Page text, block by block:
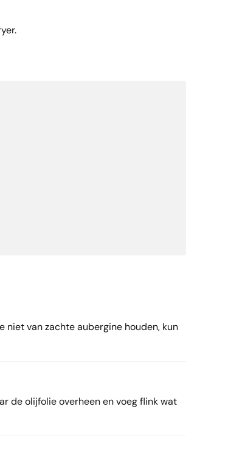
van zachte aubergine houden, kun
de olijfolie overheen en voeg flink wat